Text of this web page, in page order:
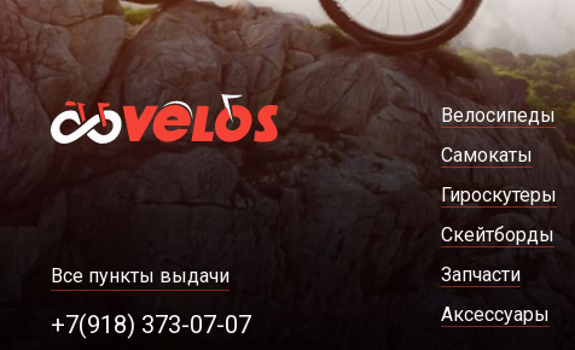
Все пункты выдачи
+7(918) 373-07-07
Велосипеды
Самокаты
Гироскутеры
Скейтборды
Запчасти
Аксессуары